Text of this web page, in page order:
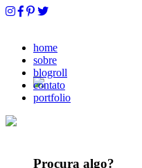
home
sobre
blogroll
contato
portfolio
Procura algo?